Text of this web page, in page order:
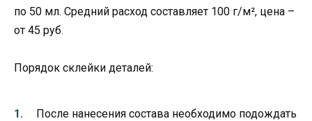
по 50 мл. Средний расход составляет 100 г/м², цена –
от 45 руб.
Порядок склейки деталей:
После нанесения состава необходимо подождать